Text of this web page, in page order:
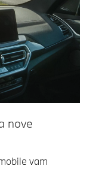
nove
vam